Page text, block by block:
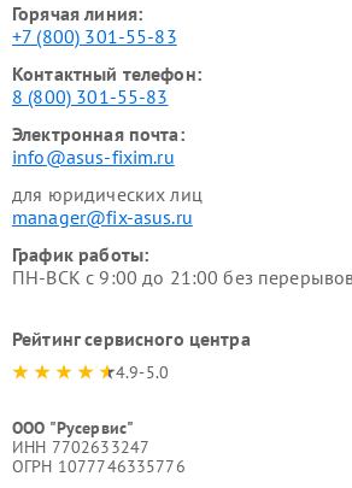
Горячая линия:
+7 (800) 301-55-83
Контактный телефон:
8 (800) 301-55-83
Электронная почта:
info@asus-fixim.ru
для юридических лиц
manager@fix-asus.ru
График работы:
ПН-ВСК с 9:00 до 21:00 без
Рейтинг сервисного центра
4.9-5.0
ООО "Русервис"
ИНН 7702633247
ОГРН 1077746335776